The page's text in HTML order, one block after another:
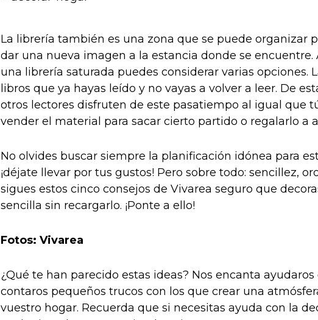
La librería también es una zona que se puede organizar
dar una nueva imagen a la estancia donde se encuentre.
una librería saturada puedes considerar varias opciones.
libros que ya hayas leído y no vayas a volver a leer. De
otros lectores disfruten de este pasatiempo al igual que
vender el material para sacar cierto partido o regalarlo a
No olvides buscar siempre la planificación idónea para
¡déjate llevar por tus gustos! Pero sobre todo: sencillez,
sigues estos cinco consejos de Vivarea seguro que
sencilla sin recargarlo. ¡Ponte a ello!
Fotos: Vivarea
¿Qué te han parecido estas ideas? Nos encanta
contaros pequeños trucos con los que crear una
vuestro hogar. Recuerda que si necesitas ayuda con la